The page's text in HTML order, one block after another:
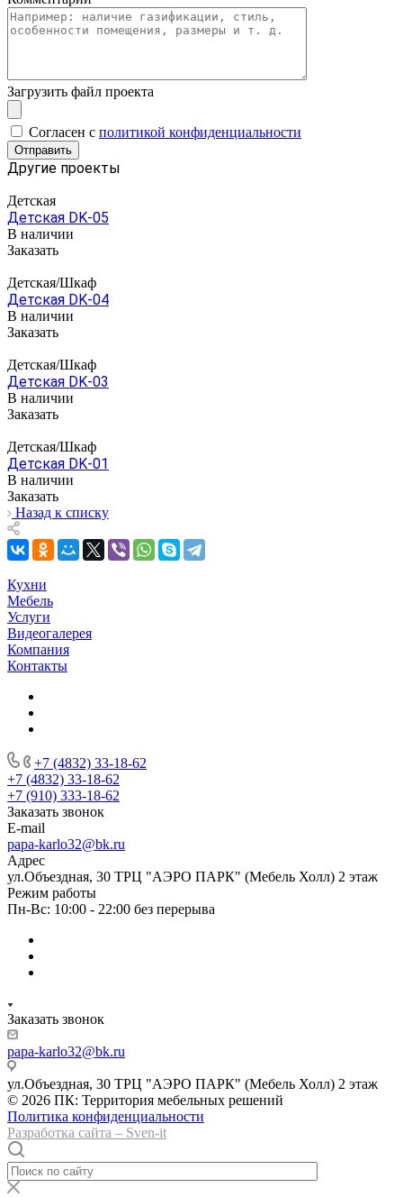
Загрузить файл проекта
Cогласен с политикой конфиденциальности
Отправить
Другие проекты
Детская
Детская DK-05
В наличии
Заказать
Детская/Шкаф
Детская DK-04
В наличии
Заказать
Детская/Шкаф
Детская DK-03
В наличии
Заказать
Детская/Шкаф
Детская DK-01
В наличии
Заказать
Назад к списку
Кухни
Мебель
Услуги
Видеогалерея
Компания
Контакты
+7 (4832) 33-18-62
+7 (4832) 33-18-62
+7 (910) 333-18-62
Заказать звонок
E-mail
papa-karlo32@bk.ru
Адрес
ул.Объездная, 30 ТРЦ "АЭРО ПАРК" (Мебель Холл) 2 этаж
Режим работы
Пн-Вс: 10:00 - 22:00 без перерыва
Заказать звонок
papa-karlo32@bk.ru
ул.Объездная, 30 ТРЦ "АЭРО ПАРК" (Мебель Холл) 2 этаж
© 2026 ПК: Территория мебельных решений
Политика конфиденциальности
Разработка сайта – Sven-it